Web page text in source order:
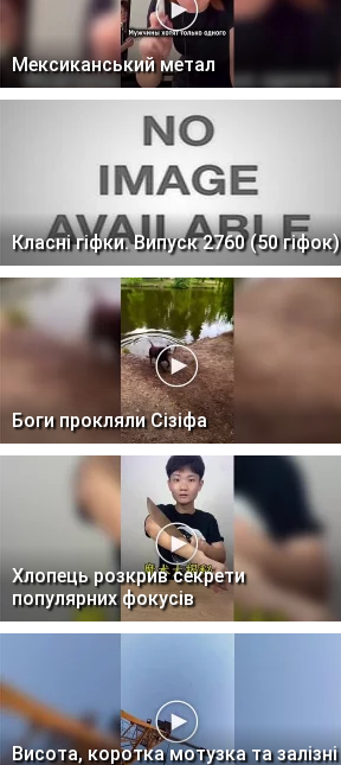
Мексиканський метал
Класні гіфки. Випуск 2760 (50 гіфок)
Боги прокляли Сізіфа
Хлопець розкрив секрети
популярних фокусів
Висота, коротка мотузка та залізні